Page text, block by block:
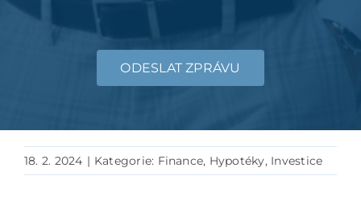
ODESLAT ZPRÁVU
18. 2. 2024 | Kategorie: Finance, Hypotéky, Investice